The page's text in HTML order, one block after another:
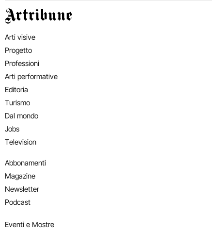
Artribune
Arti visive
Progetto
Professioni
Arti performative
Editoria
Turismo
Dal mondo
Jobs
Television
Abbonamenti
Magazine
Newsletter
Podcast
Eventi e Mostre